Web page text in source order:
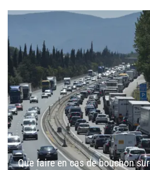
Que faire en cas de bouchon sur